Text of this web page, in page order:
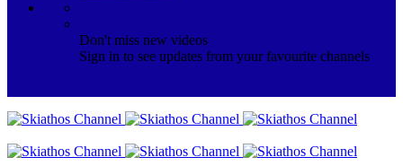
Don't miss new videos
Sign in to see updates from your favourite channels